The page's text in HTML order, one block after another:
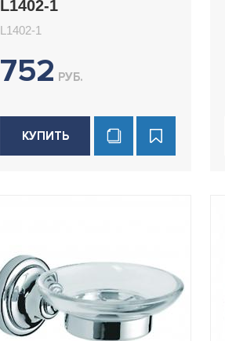
L1402-1
L1402-1
752 РУБ.
КУПИТЬ